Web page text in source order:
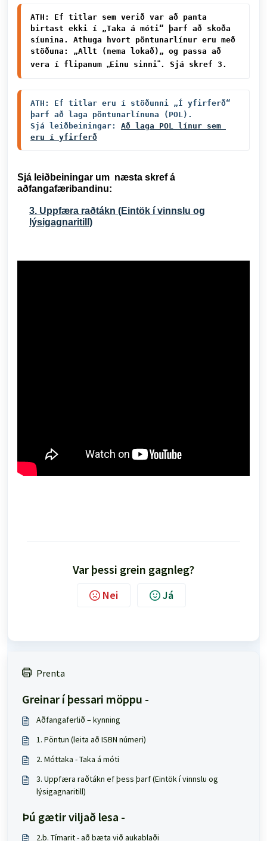
ATH: Ef titlar sem verið var að panta
birtast ekki í „Taka á móti“ þarf að skoða
síunina. Athuga hvort pöntunarlínur eru með
stöðuna: „Allt (nema lokað)„ og passa að
vera í flipanum „Einu sinni “. Sjá skref 3.
ATH: Ef titlar eru í stöðunni „Í yfirferð“
þarf að laga pöntunarlínuna (POL).
Sjá leiðbeiningar:
Að laga POL línur sem
eru í yfirferð
Sjá leiðbeiningar um næsta skref á
aðfangafæribandinu:
3. Uppfæra raðtákn (Eintök í vinnslu og
lýsigagnaritill)
Var þessi grein gagnleg?
Nei Já
Prenta
Greinar í þessari möppu -
Aðfangaferlið – kynning
1. Pöntun (leita að ISBN númeri)
2. Móttaka - Taka á móti
3. Uppfæra raðtákn ef þess þarf (Eintök í vinnslu og
lýsigagnaritill)
Þú gætir viljað lesa -
2.b. Tímarit - að bæta við aukablaði